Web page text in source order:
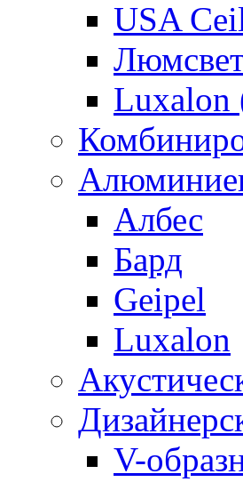
USA
Luxalon
Албес
Бард
Geipel
Luxalon
V-